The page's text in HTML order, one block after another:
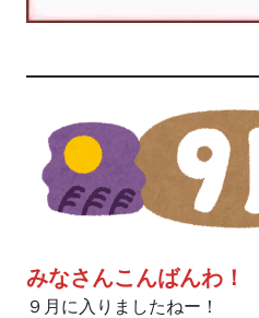
みなさんこんばんわ！
９月に入りましたねー！